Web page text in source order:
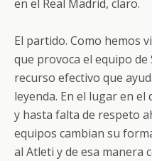
en el Real Madrid, claro.
El partido. Como hemos
que provoca el equipo
recurso efectivo que
leyenda. En el lugar en
y hasta falta de respeto
equipos cambian su
al Atleti y de esa manera